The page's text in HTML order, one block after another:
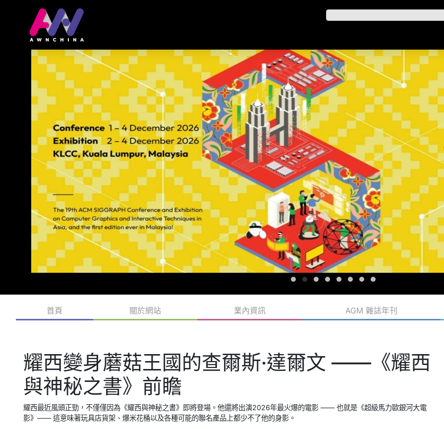
首頁 關於網站 業內資訊 AGM 雜誌年刊
耀西變身蘑菇王國的查爾斯·達爾文 ——《耀西
與神秘之書》前瞻
耀西最近風頭正勁，不僅僅因為《耀西與神秘之書》即將登場。他還將出演2026年最火爆的電影 —— 也就是《超級馬力歐銀河大電
影》—— 這意味著玩具店貨架、爆米花桶以及各種可能的聯名產品上都少不了他的身影。